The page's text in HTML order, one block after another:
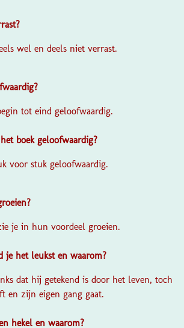
wel en deels niet verrast.
tot eind geloofwaardig.
boek geloofwaardig?
voor stuk geloofwaardig.
je in hun voordeel groeien.
je het leukst en waarom?
dat hij getekend is door het leven, toch
en zijn eigen gang gaat.
hekel en waarom?